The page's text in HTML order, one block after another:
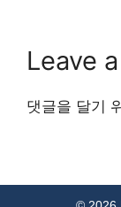
Leave
댓글을 달기